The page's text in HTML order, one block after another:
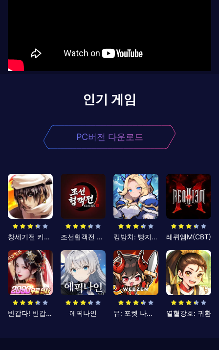
인기 게임
PC버전 다운로드
창세기전 키우기 조선협객전 클래식 킹방치: 빵지의 제왕 레퀴엠M(CBT)
반갑다! 반갑삼국지 에픽나인 뮤: 포켓 나이츠 열혈강호: 귀환